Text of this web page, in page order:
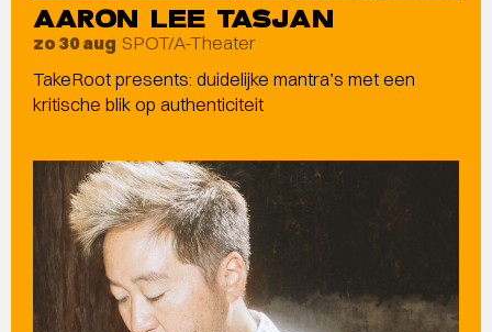
AARON LEE TASJAN
zo 30 aug SPOT/A-Theater
TakeRoot presents: duidelijke mantra’s met een
kritische blik op authenticiteit